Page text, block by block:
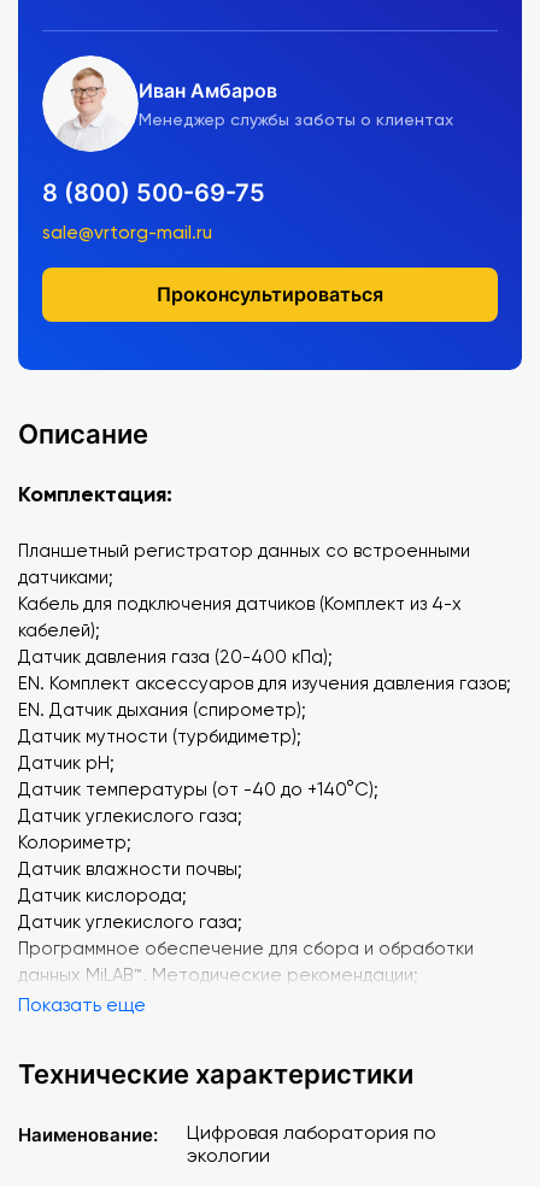
Иван Амбаров
Менеджер службы заботы о клиентах
8 (800) 500-69-75
sale@vrtorg-mail.ru
Проконсультироваться
Описание
Комплектация:
Планшетный регистратор данных со встроенными
датчиками;
Кабель для подключения датчиков (Комплект из 4-х
кабелей);
Датчик давления газа (20-400 кПа);
EN. Комплект аксессуаров для изучения давления газов;
EN. Датчик дыхания (спирометр);
Датчик мутности (турбидиметр);
Датчик pH;
Датчик температуры (от -40 до +140°C);
Датчик углекислого газа;
Колориметр;
Датчик влажности почвы;
Датчик кислорода;
Датчик углекислого газа;
Программное обеспечение для сбора и обработки
данных MiLAB™. Методические рекомендации;
Внешние датчики einstein™. Методические
рекомендации.
Показать еще
Технические характеристики
Наименование:
Цифровая лаборатория по
экологии